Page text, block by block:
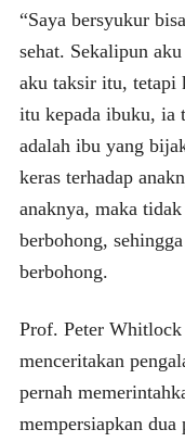
“Saya bersyukur
sehat. Sekalipun
aku taksir itu, tetapi
itu kepada ibuku, ia
adalah ibu yang
keras terhadap
anaknya, maka
berbohong,
berbohong.
Prof. Peter Whitlock
menceritakan
pernah
mempersiapkan